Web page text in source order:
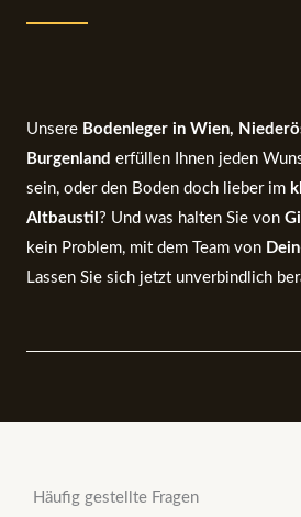
Unsere Bodenleger in Wien,
Burgenland erfüllen Ihnen jeden
sein, oder den Boden doch lieber im
Altbaustil ? Und was halten Sie von
kein Problem, mit dem Team von
Lassen Sie sich jetzt unverbindlich
Häufig gestellte Fragen